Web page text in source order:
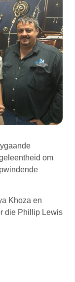
om
Khoza en
die Phillip Lewis